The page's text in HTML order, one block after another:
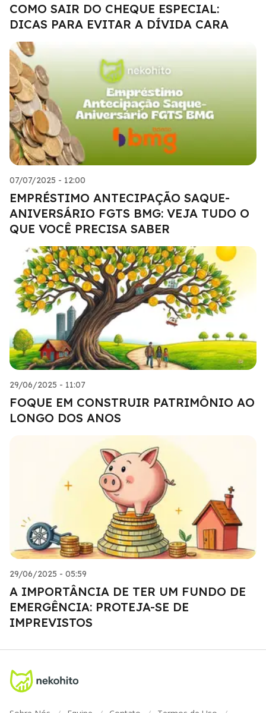
COMO SAIR DO CHEQUE ESPECIAL:
DICAS PARA EVITAR A DÍVIDA CARA
07/07/2025 - 12:00
EMPRÉSTIMO ANTECIPAÇÃO SAQUE-
ANIVERSÁRIO FGTS BMG: VEJA TUDO O
QUE VOCÊ PRECISA SABER
29/06/2025 - 11:07
FOQUE EM CONSTRUIR PATRIMÔNIO AO
LONGO DOS ANOS
29/06/2025 - 05:59
A IMPORTÂNCIA DE TER UM FUNDO DE
EMERGÊNCIA: PROTEJA-SE DE
IMPREVISTOS